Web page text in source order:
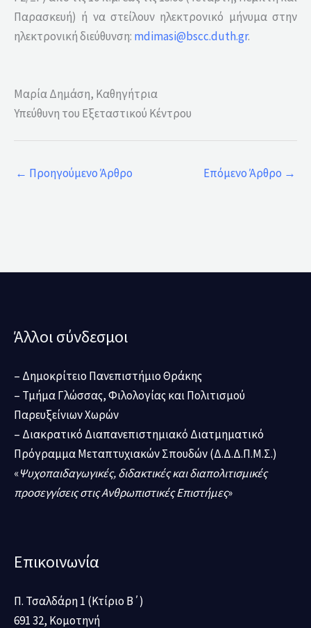
Παρασκευή) ή να στείλουν ηλεκτρονικό μήνυμα στην
ηλεκτρονική διεύθυνση: mdimasi@bscc.duth.gr.
Μαρία Δημάση, Καθηγήτρια
Υπεύθυνη του Εξεταστικού Κέντρου
← Προηγούμενο Άρθρο Επόμενο Άρθρο →
Άλλοι σύνδεσμοι
– Δημοκρίτειο Πανεπιστήμιο Θράκης
– Τμήμα Γλώσσας, Φιλολογίας και Πολιτισμού
Παρευξείνιων Χωρών
– Διακρατικό Διαπανεπιστημιακό Διατμηματικό
Πρόγραμμα Μεταπτυχιακών Σπουδών (Δ.Δ.Δ.Π.Μ.Σ.)
«Ψυχοπαιδαγωγικές, διδακτικές και διαπολιτισμικές
προσεγγίσεις στις Ανθρωπιστικές Επιστήμες»
Επικοινωνία
Π. Τσαλδάρη 1 (Κτίριο Β΄)
691 32, Κομοτηνή